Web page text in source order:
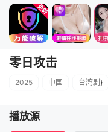
零日攻击
2025 中国 台湾剧}
播放源